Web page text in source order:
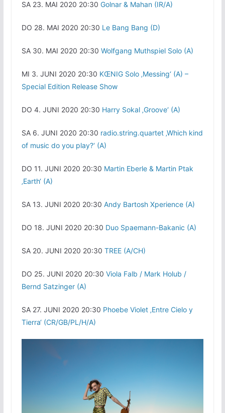
SA 23. MAI 2020 20:30 Golnar & Mahan (IR/A)
DO 28. MAI 2020 20:30 Le Bang Bang (D)
SA 30. MAI 2020 20:30 Wolfgang Muthspiel Solo (A)
MI 3. JUNI 2020 20:30 KŒNIG Solo ‚Messing‘ (A) –
Special Edition Release Show
DO 4. JUNI 2020 20:30 Harry Sokal ‚Groove‘ (A)
SA 6. JUNI 2020 20:30 radio.string.quartet ‚Which kind
of music do you play?‘ (A)
DO 11. JUNI 2020 20:30 Martin Eberle & Martin Ptak
‚Earth‘ (A)
SA 13. JUNI 2020 20:30 Andy Bartosh Xperience (A)
DO 18. JUNI 2020 20:30 Duo Spaemann-Bakanic (A)
SA 20. JUNI 2020 20:30 TREE (A/CH)
DO 25. JUNI 2020 20:30 Viola Falb / Mark Holub /
Bernd Satzinger (A)
SA 27. JUNI 2020 20:30 Phoebe Violet ‚Entre Cielo y
Tierra‘ (CR/GB/PL/H/A)